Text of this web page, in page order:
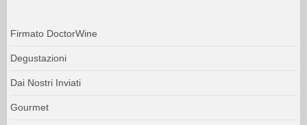
Firmato DoctorWine
Degustazioni
Dai Nostri Inviati
Gourmet